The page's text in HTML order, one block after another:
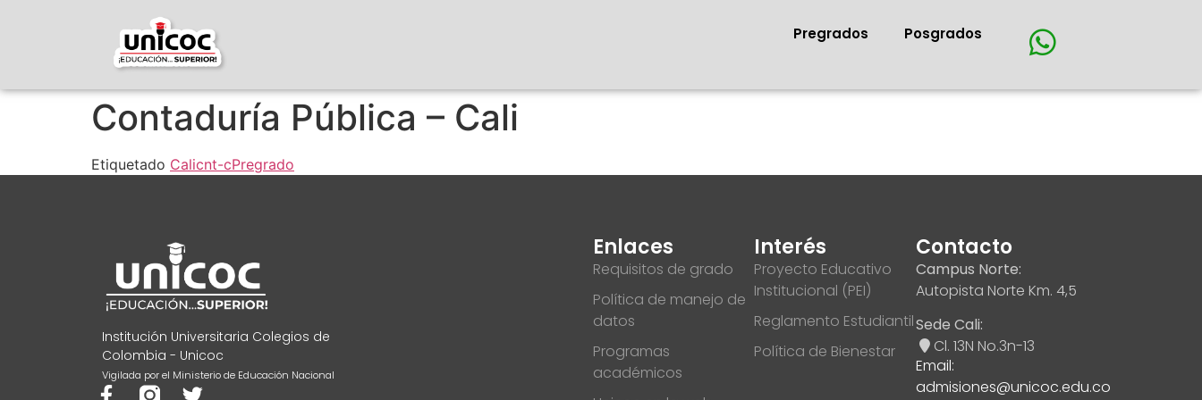
Pregrados Posgrados
Contaduría Pública – Cali
Etiquetado Calicnt-cPregrado
Institución Universitaria Colegios de
Colombia - Unicoc
Vigilada por el Ministerio de Educación Nacional
Enlaces
Requisitos de grado
Política de manejo de
datos
Programas
académicos
Interés
Proyecto Educativo
Institucional (PEI)
Reglamento Estudiantil
Política de Bienestar
Contacto
Campus Norte:
Autopista Norte Km. 4,5
Sede Cali:
Cl. 13N No.3n-13
Email:
admisiones@unicoc.edu.co